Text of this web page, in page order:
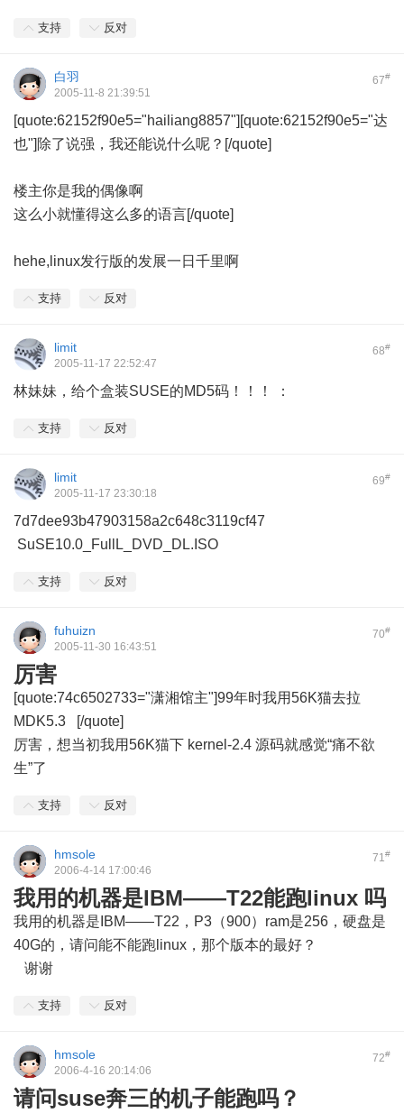
支持 反对
67#
白羽
2005-11-8 21:39:51
[quote:62152f90e5="hailiang8857"][quote:62152f90e5="达
也"]除了说强，我还能说什么呢？[/quote]
楼主你是我的偶像啊
这么小就懂得这么多的语言[/quote]
hehe,linux发行版的发展一日千里啊
支持 反对
68#
limit
2005-11-17 22:52:47
林妹妹，给个盒装SUSE的MD5码！！！ ：
支持 反对
69#
limit
2005-11-17 23:30:18
7d7dee93b47903158a2c648c3119cf47
SuSE10.0_FullL_DVD_DL.ISO
支持 反对
70#
fuhuizn
2005-11-30 16:43:51
厉害
[quote:74c6502733="潇湘馆主"]99年时我用56K猫去拉
MDK5.3
[/quote]
厉害，想当初我用56K猫下 kernel-2.4 源码就感觉“痛不欲
生”了
支持 反对
71#
hmsole
2006-4-14 17:00:46
我用的机器是IBM——T22能跑linux 吗
我用的机器是IBM——T22，P3（900）ram是256，硬盘是
40G的，请问能不能跑linux，那个版本的最好？
谢谢
支持 反对
72#
hmsole
2006-4-16 20:14:06
请问suse奔三的机子能跑吗？